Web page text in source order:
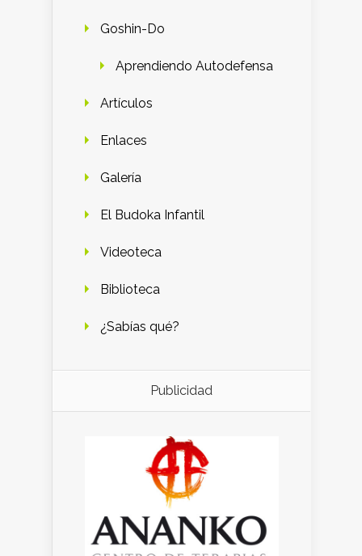
Goshin-Do
Aprendiendo Autodefensa
Artículos
Enlaces
Galería
El Budoka Infantil
Videoteca
Biblioteca
¿Sabías qué?
Publicidad